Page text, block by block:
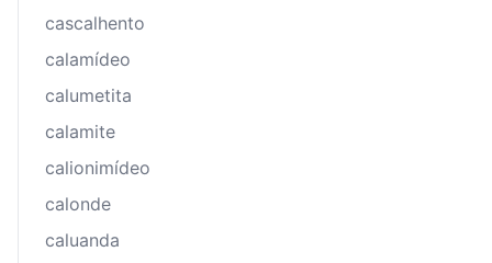
cascalhento
calamídeo
calumetita
calamite
calionimídeo
calonde
caluanda